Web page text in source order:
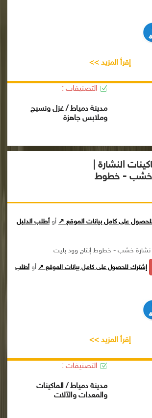
إقرأ المزيد >>
التصنيفات :
مدينة دمياط / غزل ونسيج
وملابس جاهزة
النشارة |
خشب - خطوط
على كامل بيانات الموقع ↗ أوأطلب الدليل
نشارة خشب - خطوط إنتاج وود بليت
إشترك للحصول على كامل بيانات الموقع ↗ أوأطلب
إقرأ المزيد >>
التصنيفات :
مدينة دمياط / الماكينات
والمعدات والآلات